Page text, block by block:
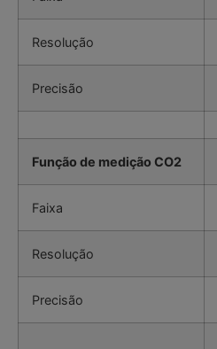
Resolução
Precisão
Função de medição CO2
Faixa
Resolução
Precisão